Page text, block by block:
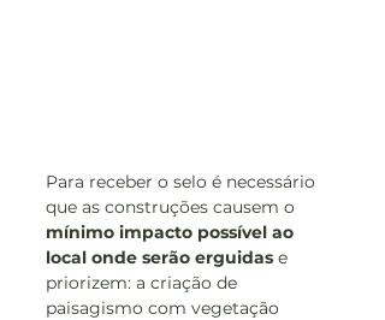
Para receber o selo é necessário
que as construções causem o
mínimo impacto possível ao
local onde serão erguidas e
priorizem: a criação de
paisagismo com vegetação